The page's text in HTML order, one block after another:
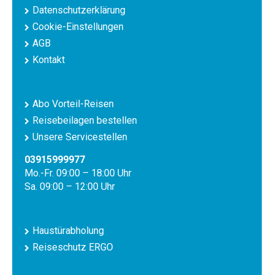
Datenschutzerklärung
Cookie-Einstellungen
AGB
Kontakt
Abo Vorteil-Reisen
Reisebeilagen bestellen
Unsere Servicestellen
03915999977
Mo.-Fr. 09:00 – 18:00 Uhr
Sa. 09:00 – 12:00 Uhr
Haustürabholung
Reiseschutz ERGO